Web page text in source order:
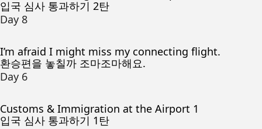
입국 심사 통과하기 2탄
Day 8
I’m afraid I might miss my connecting flight.
환승편을 놓칠까 조마조마해요.
Day 6
Customs & Immigration at the Airport 1
입국 심사 통과하기 1탄